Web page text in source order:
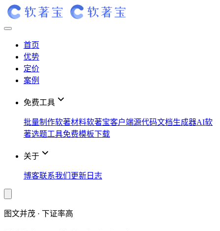
首页
优势
定价
案例
免费工具
批量制作软著材料软著宝客户端源代码文档生成器AI软
著选题工具免费模板下载
关于
博客联系我们 更新日志
图文并茂 · 下证率高